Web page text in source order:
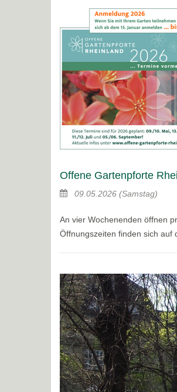
Offene Gartenpforte
09.05.2026 (Samstag)
An vier Wochenenden öffnen
Öffnungszeiten finden sich auf